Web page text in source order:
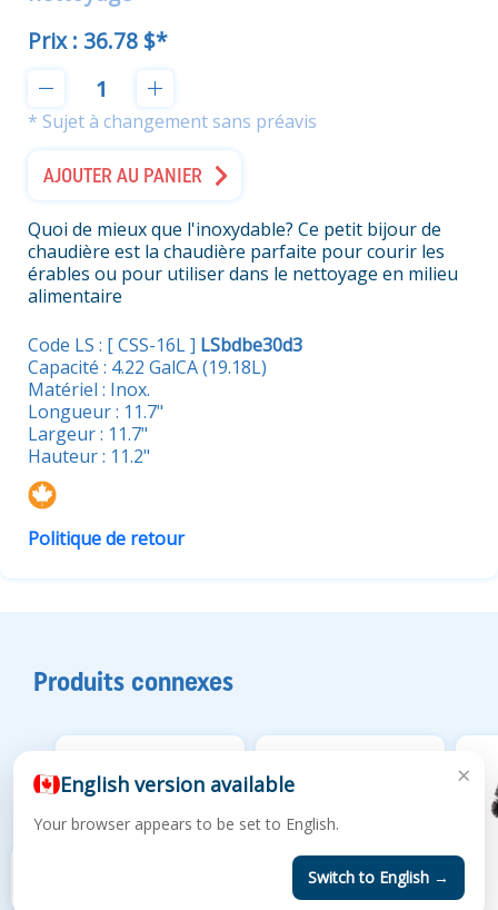
Prix : 36.78 $*
* Sujet à changement sans préavis
AJOUTER AU PANIER
Quoi de mieux que l'inoxydable? Ce petit bijour de
chaudière est la chaudière parfaite pour courir les
érables ou pour utiliser dans le nettoyage en milieu
alimentaire
Code LS : [ CSS-16L ] LSbdbe30d3
Capacité : 4.22 GalCA (19.18L)
Matériel : Inox.
Longueur : 11.7"
Largeur : 11.7"
Hauteur : 11.2"
Politique de retour
Produits connexes
×
English version available
Your browser appears to be set to English.
Switch to English →